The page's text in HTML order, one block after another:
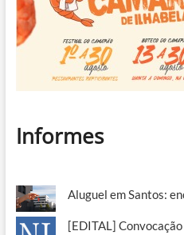
Informes
Aluguel em Santos:
[EDITAL]